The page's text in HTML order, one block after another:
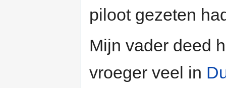
piloot gezeten
Mijn vader deed
vroeger veel in